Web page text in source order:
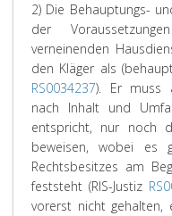
2) Die Behauptungs-
der
verneinenden
den Kläger als
RS0034237). Er muss
nach Inhalt und
entspricht, nur noch
beweisen, wobei es
Rechtsbesitzes am
feststeht (RIS-Justiz
vorerst nicht gehalten,